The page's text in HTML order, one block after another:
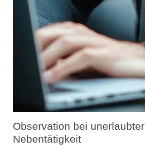
Observation bei unerlaubter
Nebentätigkeit